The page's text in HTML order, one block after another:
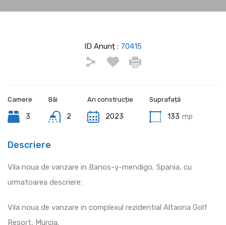
ID Anunț : 70415
Camere
3
Băi
2
An construcție
2023
Suprafață
133 mp
Descriere
Vila noua de vanzare in Banos-y-mendigo, Spania, cu
urmatoarea descriere:
Vila noua de vanzare in complexul rezidential Altaona Golf
Resort, Murcia.